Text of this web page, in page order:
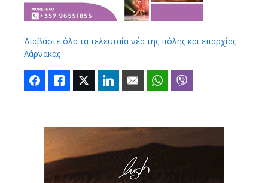
Διαβάστε όλα τα τελευταία νέα της πόλης και επαρχίας
Λάρνακας
FacebookLike Twitter LinkedIn Email WhatsApp